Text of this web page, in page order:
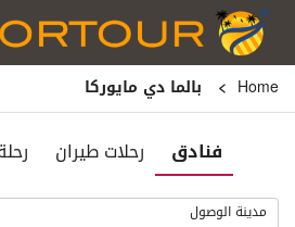
Home بالما دي مايوركا
فنادق رحلات طيران
. مدينة الوصول